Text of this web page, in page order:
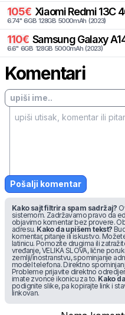
105€ Xiaomi Redmi 13C
6.74" 6GB 128GB 5000mAh (2023)
110€ Samsung Galaxy
6.6" 6GB 128GB 5000mAh (2023)
Komentari
Pošalji komentar
Kako sajt filtrira spam sadržaj?
sistemom. Zadržavamo pravo da
objavimo komentar bez provere.
adresu. Kako da upišem tekst?
komentar, pitanje ili iskustvo.
latinicu. Pomozite drugima ili
vređanje, VELIKA SLOVA, lične
zemlji/inostranstvu, spominjanje
model telefona. Direktno
Probleme prijavite direktno
imate zvonce ikonicu za to. Kako
podignite slike, pa kopirajte link i
linkovan.